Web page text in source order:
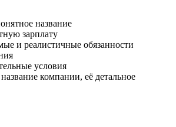
название
зарплату
и реалистичные обязанности
условия
компании, её детальное